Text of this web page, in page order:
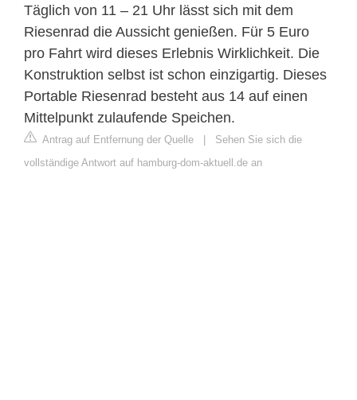
Täglich von 11 – 21 Uhr lässt sich mit dem
Riesenrad die Aussicht genießen. Für 5 Euro
pro Fahrt wird dieses Erlebnis Wirklichkeit. Die
Konstruktion selbst ist schon einzigartig. Dieses
Portable Riesenrad besteht aus 14 auf einen
Mittelpunkt zulaufende Speichen.
Antrag auf Entfernung der Quelle | Sehen Sie sich die
vollständige Antwort auf hamburg-dom-aktuell.de an